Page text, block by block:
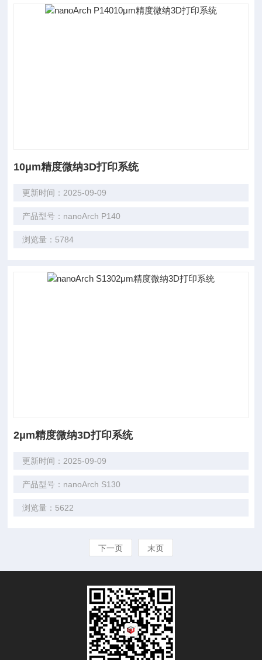
10μm精度微纳3D打印系统
更新时间：2025-09-09
产品型号：nanoArch P140
浏览量：5784
2μm精度微纳3D打印系统
更新时间：2025-09-09
产品型号：nanoArch S130
浏览量：5622
下一页 末页